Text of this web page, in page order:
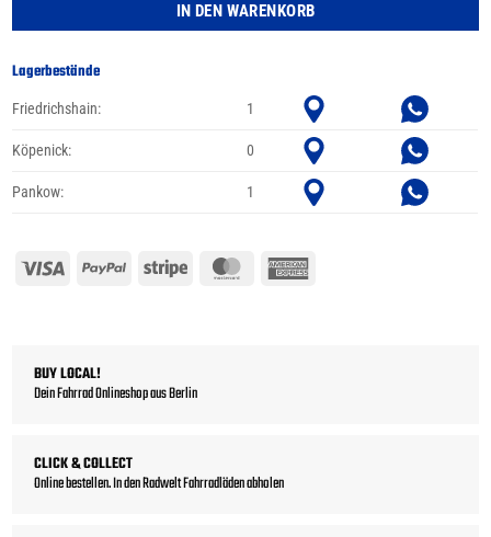
IN DEN WARENKORB
Lagerbestände
Friedrichshain: 1
Köpenick: 0
Pankow: 1
Visa PayPal Stripe MasterCard
BUY LOCAL!
Dein Fahrrad Onlineshop aus Berlin
CLICK & COLLECT
Online bestellen. In den Radwelt Fahrradläden abholen